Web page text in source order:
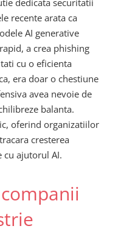
dedicata securitatii
recente arata ca
AI generative
a crea phishing
cu o eficienta
era doar o chestiune
avea nevoie de
balanta.
oferind organizatiilor
cresterea
ajutorul AI.